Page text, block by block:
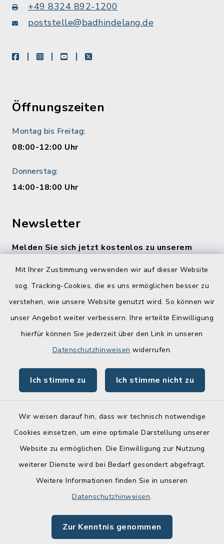
Mit Ihrer Zustimmung verwenden wir auf dieser Website
sog. Tracking-Cookies, die es uns ermöglichen besser zu
verstehen, wie unsere Website genutzt wird. So können wir
unser Angebot weiter verbessern. Ihre erteilte Einwilligung
hierfür können Sie jederzeit über den Link in unseren
Datenschutzhinweisen widerrufen.
Ich stimme zu Ich stimme nicht zu
Wir weisen darauf hin, dass wir technisch notwendige
Cookies einsetzen, um eine optimale Darstellung unserer
Website zu ermöglichen. Die Einwilligung zur Nutzung
weiterer Dienste wird bei Bedarf gesondert abgefragt.
Weitere Informationen finden Sie in unseren
Datenschutzhinweisen.
Zur Kenntnis genommen
+49 8324 892-1200
poststelle@badhindelang.de
facebookinstagramyoutubeX
Öffnungszeiten
Montag bis Freitag:
08:00-12:00 Uhr
Donnerstag:
14:00-18:00 Uhr
Newsletter
Melden Sie sich jetzt kostenlos zu unserem
Quicklinks
Lebenslagen
Online-Service
Barrierefreiheit
Impressum